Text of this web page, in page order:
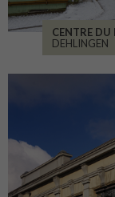
CENTRE
DEHLINGEN